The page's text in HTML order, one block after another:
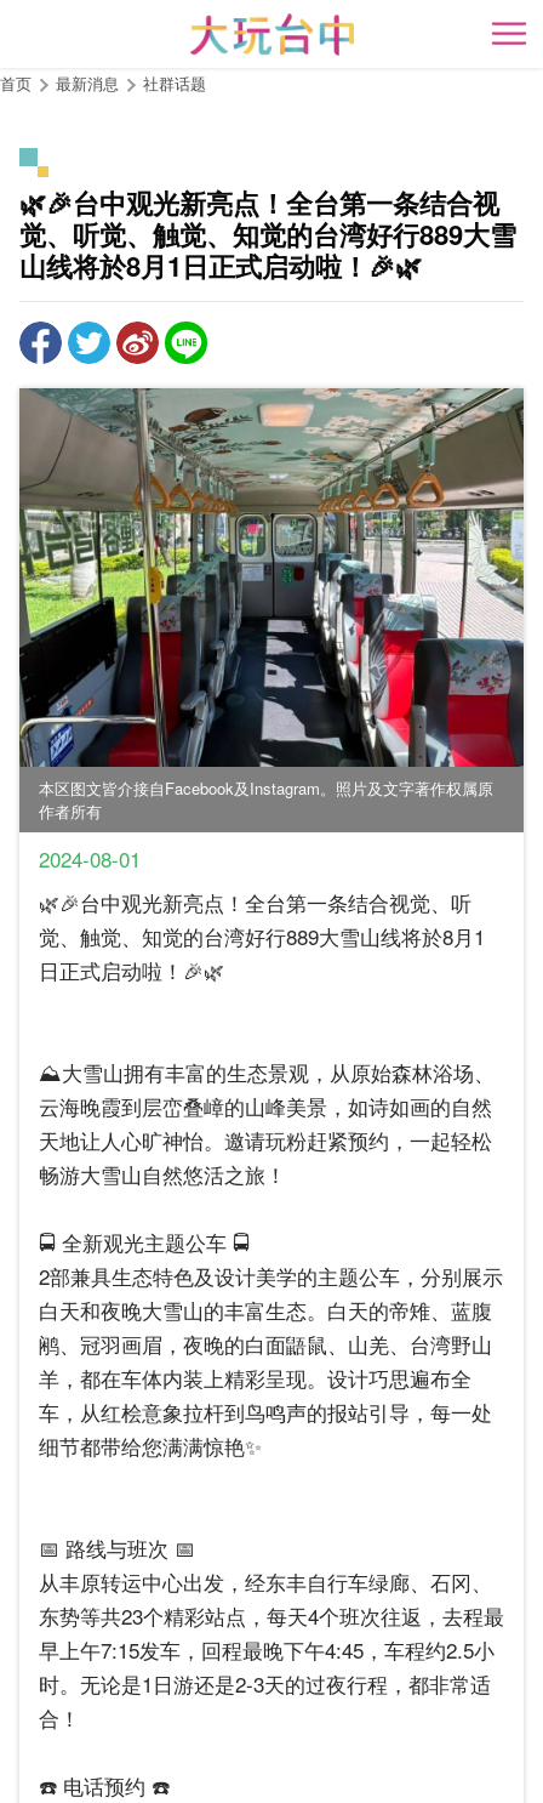
主
要
开
首页 最新消息 社群话题
🌿🎉台中观光新亮点！全台第一条结合视
觉、听觉、触觉、知觉的台湾好行889大雪
山线将於8月1日正式启动啦！🎉🌿
本区图文皆介接自Facebook及Instagram。照片及文字著作权属原
作者所有
2024-08-01
🌿🎉台中观光新亮点！全台第一条结合视觉、听
觉、触觉、知觉的台湾好行889大雪山线将於8月1
日正式启动啦！🎉🌿
⛰️大雪山拥有丰富的生态景观，从原始森林浴场、
云海晚霞到层峦叠嶂的山峰美景，如诗如画的自然
天地让人心旷神怡。邀请玩粉赶紧预约，一起轻松
畅游大雪山自然悠活之旅！
🚍 全新观光主题公车 🚍
2部兼具生态特色及设计美学的主题公车，分别展示
白天和夜晚大雪山的丰富生态。白天的帝雉、蓝腹
鹇、冠羽画眉，夜晚的白面鼯鼠、山羌、台湾野山
羊，都在车体内装上精彩呈现。设计巧思遍布全
车，从红桧意象拉杆到鸟鸣声的报站引导，每一处
细节都带给您满满惊艳✨
📅 路线与班次 📅
从丰原转运中心出发，经东丰自行车绿廊、石冈、
东势等共23个精彩站点，每天4个班次往返，去程最
早上午7:15发车，回程最晚下午4:45，车程约2.5小
时。无论是1日游还是2-3天的过夜行程，都非常适
合！
☎️ 电话预约 ☎️